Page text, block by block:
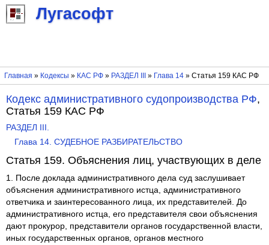
Лугасофт
Главная » Кодексы » КАС РФ» РАЗДЕЛ III » Глава 14» Статья 159 КАС РФ
Кодекс административного судопроизводства РФ,
Статья 159 КАС РФ
РАЗДЕЛ III.
Глава 14. СУДЕБНОЕ РАЗБИРАТЕЛЬСТВО
Статья 159. Объяснения лиц, участвующих в деле
1. После доклада административного дела суд заслушивает
объяснения административного истца, административного
ответчика и заинтересованного лица, их представителей. До
административного истца, его представителя свои объяснения
дают прокурор, представители органов государственной власти,
иных государственных органов, органов местного